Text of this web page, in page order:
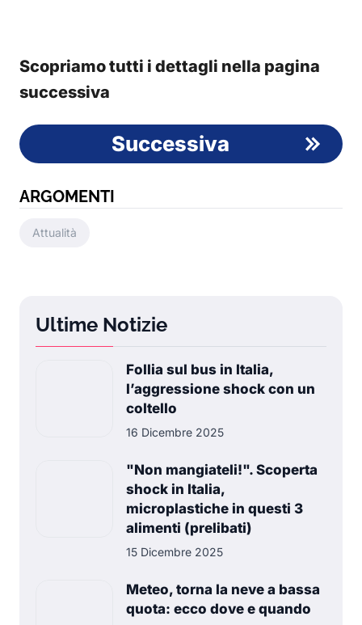
Scopriamo tutti i dettagli nella pagina
successiva
Successiva
ARGOMENTI
Attualità
Ultime Notizie
Follia sul bus in Italia,
l’aggressione shock con un
coltello
16 Dicembre 2025
"Non mangiateli!". Scoperta
shock in Italia,
microplastiche in questi 3
alimenti (prelibati)
15 Dicembre 2025
Meteo, torna la neve a bassa
quota: ecco dove e quando